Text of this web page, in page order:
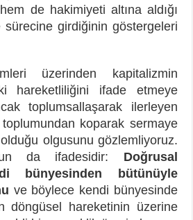
de hakimiyeti altına aldığı
sürecine girdiğinin göstergeleri
üzerinden kapitalizmin
hareketliliğini ifade etmeye
toplumsallaşarak ilerleyen
koparak sermaye
olgusunu gözlemliyoruz.
da ifadesidir: Doğrusal
bünyesinden bütünüyle
ve böylece kendi bünyesinde
döngüsel hareketinin üzerine